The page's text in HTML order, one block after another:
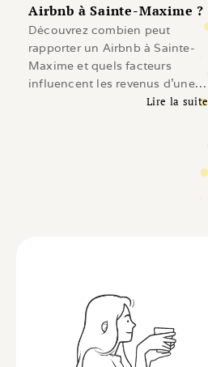
Airbnb à Sainte-Maxime ?
Découvrez combien peut
rapporter un Airbnb à Sainte-
Maxime et quels facteurs
influencent les revenus d'une
location saisonnière sur le Golfe
Lire la suite